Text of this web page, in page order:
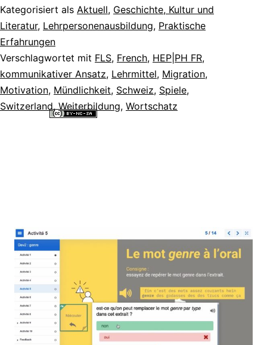
Kategorisiert als Aktuell, Geschichte, Kultur und
Literatur, Lehrpersonenausbildung, Praktische
Erfahrungen
Verschlagwortet mit FLS, French, HEP|PH FR,
kommunikativer Ansatz, Lehrmittel, Migration,
Motivation, Mündlichkeit, Schweiz, Spiele,
Switzerland, Weiterbildung, Wortschatz